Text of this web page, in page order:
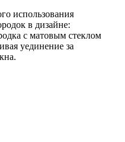
использования
в дизайне:
с матовым стеклом
уединение за